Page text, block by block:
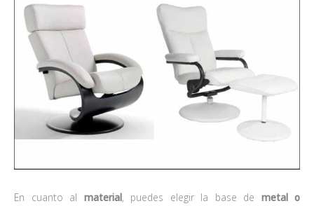
En cuanto al material, puedes elegir la base de metal o